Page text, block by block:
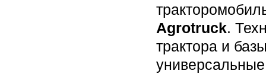
Agrotruck.
трактора и